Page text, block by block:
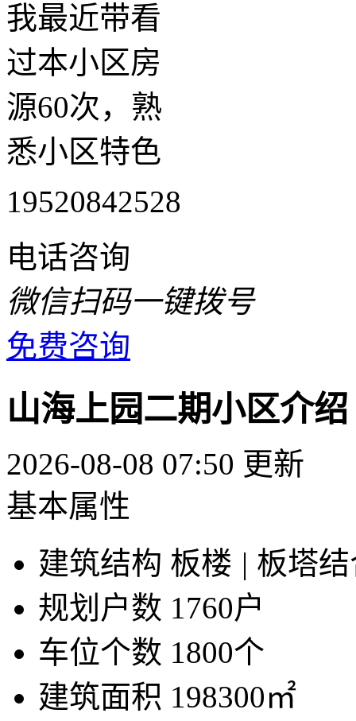
我最近带看
过本小区房
源60次，熟
悉小区特色
19520842528
电话咨询
微信扫码一键拨号
免费咨询
山海上园二期小区介绍
2026-08-08 07:50 更新
基本属性
建筑结构 板楼 | 板塔
规划户数 1760户
车位个数 1800个
建筑面积 198300㎡